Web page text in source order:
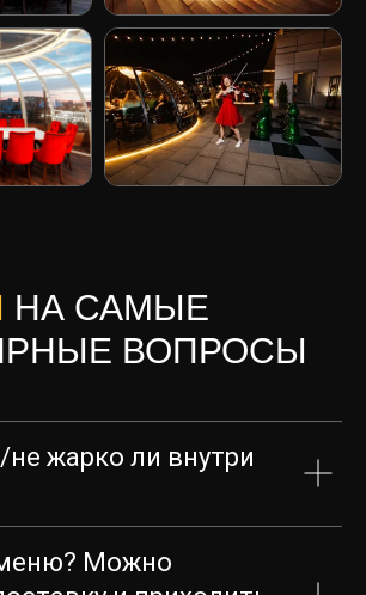
НА САМЫЕ
ВОПРОСЫ
жарко ли внутри
Можно
карты...
площадок:
до 4:00
10:00 до 00:00
консультации